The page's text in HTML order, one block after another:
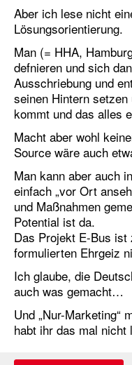
Aber ich lese nicht
Lösungsorientierung.
Man (= HHA,
defnieren und sich
Ausschriebung und
seinen Hintern
kommt und das alles
Macht aber wohl
Source wäre auch
Man kann aber auch
einfach „vor Ort
und Maßnahmen
Potential ist da.
Das Projekt E-Bus
formulierten Ehrgeiz
Ich glaube, die
auch was gemacht…
Und „Nur-Marketing“
habt ihr das mal nicht